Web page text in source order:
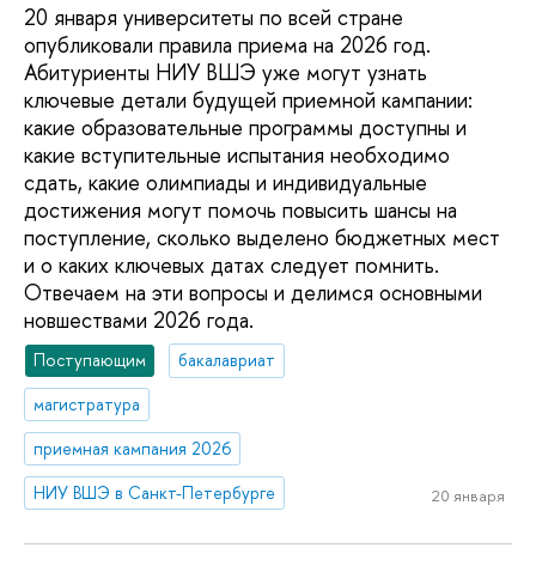
20 января университеты по всей стране
опубликовали правила приема на 2026 год.
Абитуриенты НИУ ВШЭ уже могут узнать
ключевые детали будущей приемной кампании:
какие образовательные программы доступны и
какие вступительные испытания необходимо
сдать, какие олимпиады и индивидуальные
достижения могут помочь повысить шансы на
поступление, сколько выделено бюджетных мест
и о каких ключевых датах следует помнить.
Отвечаем на эти вопросы и делимся основными
новшествами 2026 года.
Поступающим
бакалавриат
магистратура
приемная кампания 2026
НИУ ВШЭ в Санкт-Петербурге
20 января